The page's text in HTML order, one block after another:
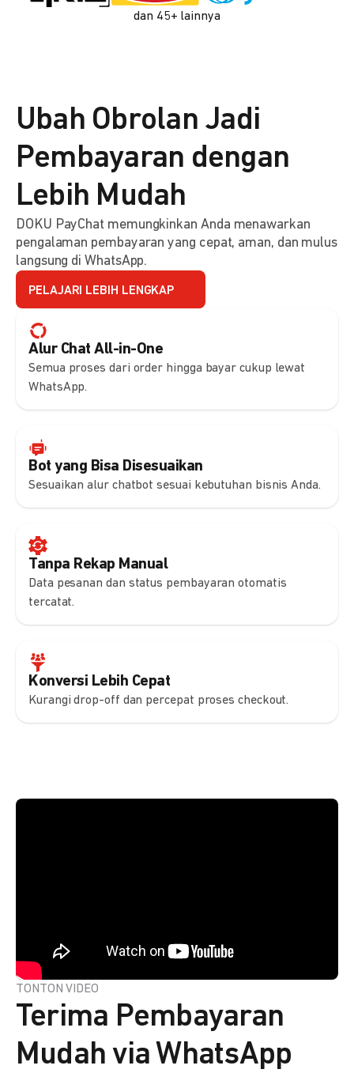
dan 45+ lainnya
Alur Chat All-in-One
Semua proses dari order hingga bayar cukup lewat
WhatsApp.
Bot yang Bisa Disesuaikan
Sesuaikan alur chatbot sesuai kebutuhan bisnis Anda.
Tanpa Rekap Manual
Data pesanan dan status pembayaran otomatis
tercatat.
Konversi Lebih Cepat
Kurangi drop-off dan percepat proses checkout.
Ubah Obrolan Jadi
Pembayaran dengan
Lebih Mudah
DOKU PayChat memungkinkan Anda menawarkan
pengalaman pembayaran yang cepat, aman, dan mulus
langsung di WhatsApp.
PELAJARI LEBIH LENGKAP
TONTON VIDEO
Terima Pembayaran
Mudah via WhatsApp